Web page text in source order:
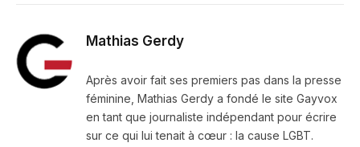
Mathias Gerdy
Après avoir fait ses premiers pas dans la presse
féminine, Mathias Gerdy a fondé le site Gayvox
en tant que journaliste indépendant pour écrire
sur ce qui lui tenait à cœur : la cause LGBT.